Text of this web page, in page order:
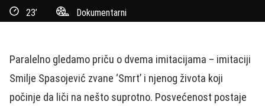
23’
Dokumentarni
Paralelno gledamo priču o dvema imitacijama – imitaciji
Smilje Spasojević zvane ‘Smrt’ i njenog života koji
počinje da liči na nešto suprotno. Posvećenost postaje